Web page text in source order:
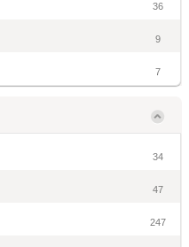
36
9
7
34
47
247